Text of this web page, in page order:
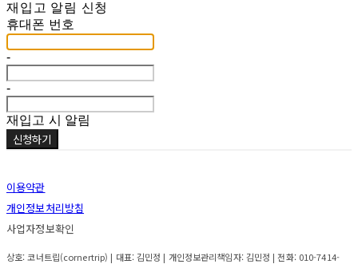
재입고 알림 신청
휴대폰 번호
-
-
재입고 시 알림
신청하기
이용약관
개인정보처리방침
사업자정보확인
상호: 코너트립(cornertrip) | 대표: 김민정 | 개인정보관리책임자: 김민정 | 전화: 010-7414-